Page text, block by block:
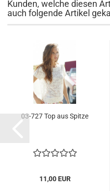
Kunden, welche diesen
auch folgende Artikel
03-727 Top aus Spitze
11,00 EUR